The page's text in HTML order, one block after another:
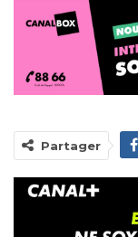
Partager